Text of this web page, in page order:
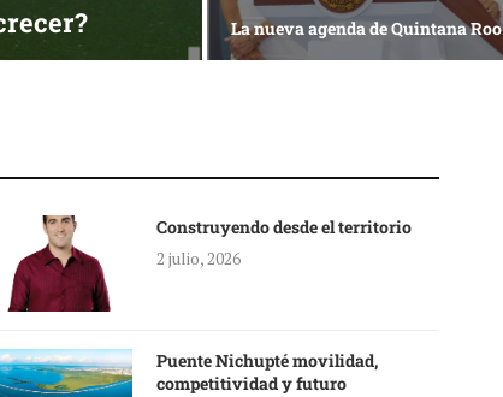
La nueva agenda de Quintana Roo
Construyendo desde el territorio
2 julio, 2026
Puente Nichupté movilidad,
competitividad y futuro